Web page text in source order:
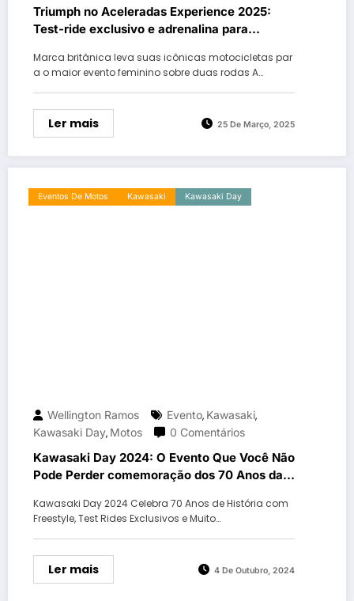
Triumph no Aceleradas Experience 2025:
Test-ride exclusivo e adrenalina para
Marca britânica leva suas icônicas motocicletas par
a o maior evento feminino sobre duas rodas A…
Ler mais 25 De Março, 2025
Eventos De Motos Kawasaki Kawasaki Day
Wellington Ramos Evento, Kawasaki,
Kawasaki Day, Motos 0 Comentários
Kawasaki Day 2024: O Evento Que Você Não
Pode Perder comemoração dos 70 Anos da
Kawasaki Day 2024 Celebra 70 Anos de História com
Freestyle, Test Rides Exclusivos e Muito…
Ler mais 4 De Outubro, 2024